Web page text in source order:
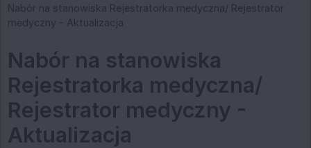
Nabór na stanowiska Rejestratorka medyczna/ Rejestrator
medyczny - Aktualizacja
Nabór na stanowiska
Rejestratorka medyczna/
Rejestrator medyczny -
Aktualizacja